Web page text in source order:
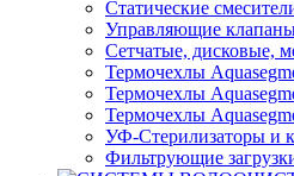
Статические
Управляющие
Сетчатые, дисковые,
Термочехлы
Термочехлы
Термочехлы
УФ-Стерилизаторы и
Фильтрующие